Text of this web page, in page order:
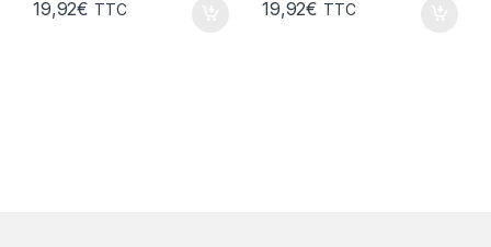
19,92€ TTC 19,92€ TTC